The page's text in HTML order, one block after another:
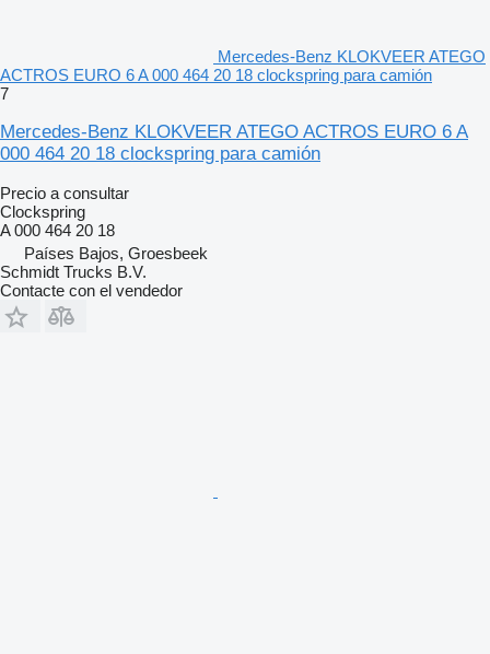
Mercedes-Benz KLOKVEER ATEGO
ACTROS EURO 6 A 000 464 20 18 clockspring para camión
7
Mercedes-Benz KLOKVEER ATEGO ACTROS EURO 6 A
000 464 20 18 clockspring para camión
Precio a consultar
Clockspring
A 000 464 20 18
Países Bajos, Groesbeek
Schmidt Trucks B.V.
Contacte con el vendedor